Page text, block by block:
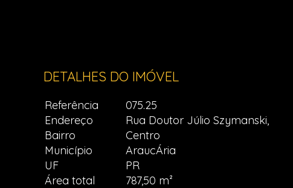
DETALHES DO IMÓVEL
Referência
075.25
Endereço
Rua Doutor Júlio Szymanski,
Bairro
Centro
Município
AraucÁria
UF
PR
Área total
787,50 m²